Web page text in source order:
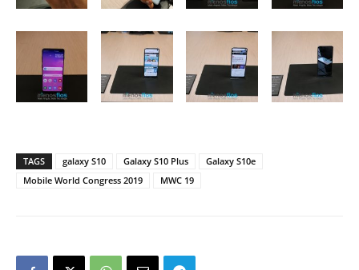
TAGS galaxy S10 Galaxy S10 Plus
Galaxy S10e
Mobile World Congress 2019
MWC 19